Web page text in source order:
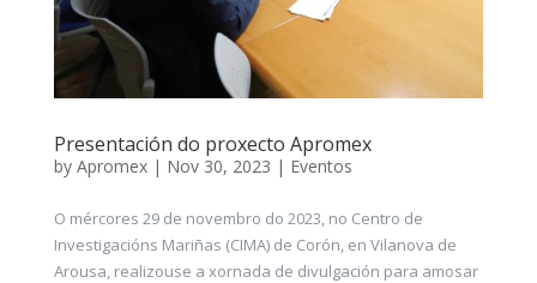
Presentación do proxecto Apromex
by Apromex| Nov 30, 2023 | Eventos
O mércores 29 de novembro do 2023, no Centro de
Investigacións Mariñas (CIMA) de Corón, en Vilanova de
Arousa, realizouse a xornada de divulgación para amosar